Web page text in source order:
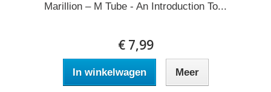
Marillion ‎– M Tube - An Introduction To...
€ 7,99
In winkelwagen Meer